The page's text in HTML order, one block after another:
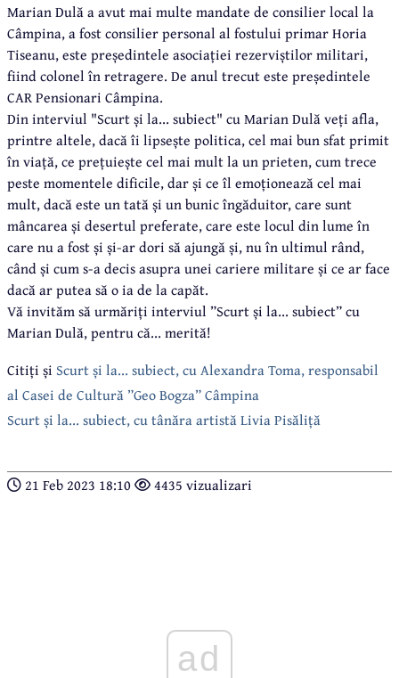
Marian Dulă a avut mai multe mandate de consilier local la
Câmpina, a fost consilier personal al fostului primar Horia
Tiseanu, este președintele asociației rezerviștilor militari,
fiind colonel în retragere. De anul trecut este președintele
CAR Pensionari Câmpina.
Din interviul "Scurt și la... subiect" cu Marian Dulă veți afla,
printre altele, dacă îi lipsește politica, cel mai bun sfat primit
în viață, ce prețuiește cel mai mult la un prieten, cum trece
peste momentele dificile, dar și ce îl emoționează cel mai
mult, dacă este un tată și un bunic îngăduitor, care sunt
mâncarea și desertul preferate, care este locul din lume în
care nu a fost și și-ar dori să ajungă și, nu în ultimul rând,
când și cum s-a decis asupra unei cariere militare și ce ar face
dacă ar putea să o ia de la capăt.
Vă invităm să urmăriți interviul ”Scurt și la... subiect” cu
Marian Dulă, pentru că... merită!
Citiți și Scurt și la... subiect, cu Alexandra Toma, responsabil
al Casei de Cultură ”Geo Bogza” Câmpina
Scurt și la... subiect, cu tânăra artistă Livia Pisăliță
21 Feb 2023 18:10 4435 vizualizari
ad